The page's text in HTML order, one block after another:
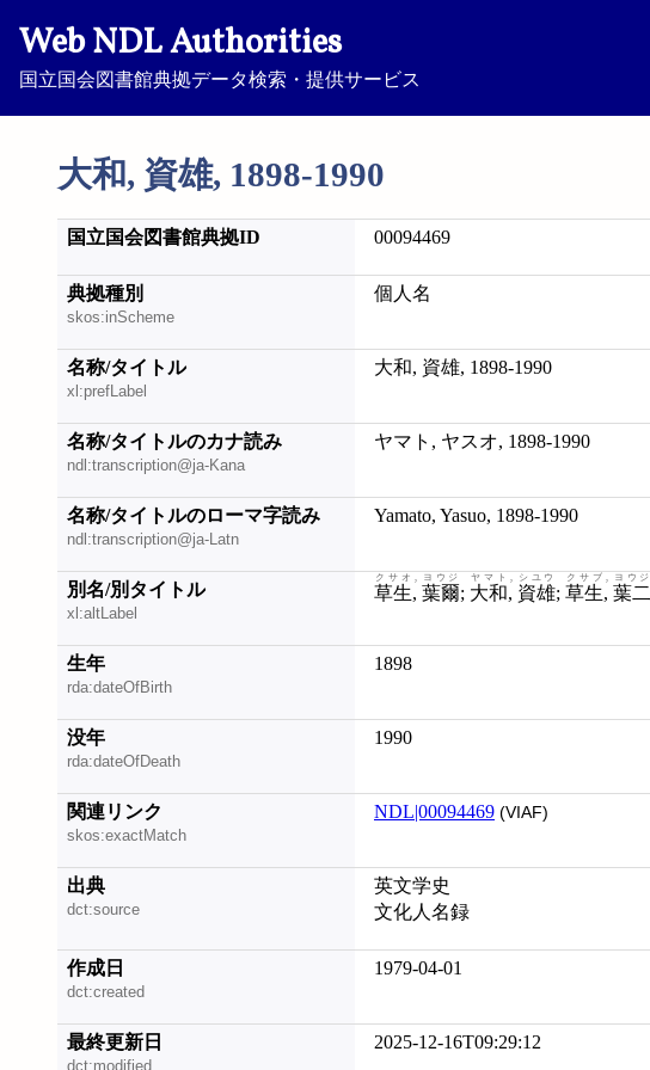
Web NDL Authorities
国立国会図書館典拠データ検索・提供サービス
大和, 資雄, 1898-1990
国立国会図書館典拠ID 00094469
典拠種別
skos:inScheme
個人名
名称/タイトル
xl:prefLabel
大和, 資雄, 1898-1990
名称/タイトルのカナ読み
ndl:transcription@ja-Kana
ヤマト, ヤスオ, 1898-1990
名称/タイトルのローマ字読み
ndl:transcription@ja-Latn
Yamato, Yasuo, 1898-1990
別名/別タイトル
xl:altLabel
草生, 葉爾
クサオ, ヨウジ
; 大和, 資雄
ヤマト, シユウ
; 草生, 葉二
クサブ, ヨウジ
生年
rda:dateOfBirth
1898
没年
rda:dateOfDeath
1990
関連リンク
skos:exactMatch
NDL|00094469 (VIAF)
出典
dct:source
英文学史
文化人名録
作成日
dct:created
1979-04-01
最終更新日
dct:modified
2025-12-16T09:29:12